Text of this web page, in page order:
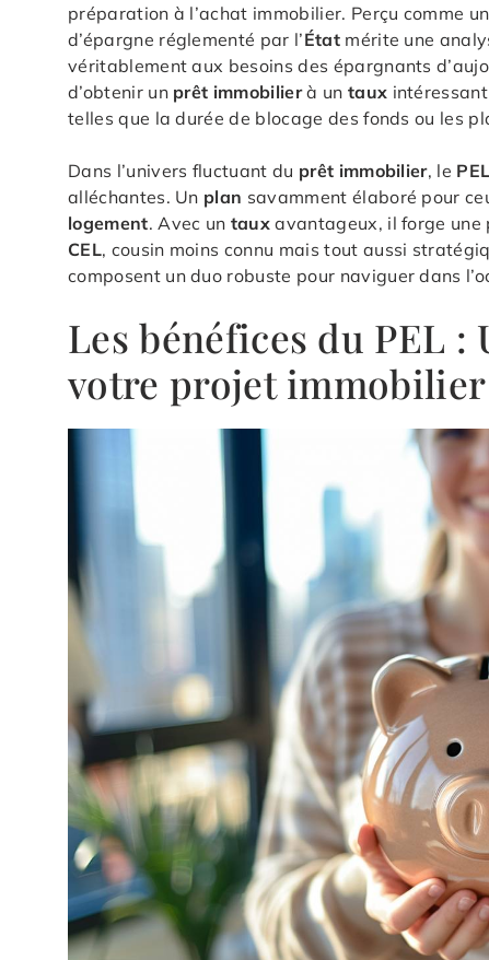
préparation à l’achat immobilier. Perçu comme
d’épargne réglementé par l’Étatmérite une
véritablement aux besoins des épargnants
d’obtenir un prêt immobilierà un taux
telles que la durée de blocage des fonds ou les
Dans l’univers fluctuant du prêt immobilier, le PEL
alléchantes. Un plan savamment élaboré pour
logement. Avec un taux avantageux, il forge une
CEL, cousin moins connu mais tout aussi
composent un duo robuste pour naviguer dans
Les bénéfices du PEL
votre projet immobilier